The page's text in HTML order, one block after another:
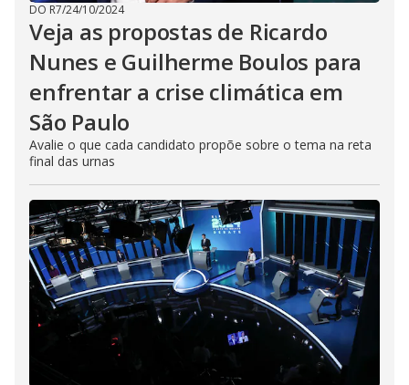
DO R7/24/10/2024
Veja as propostas de Ricardo
Nunes e Guilherme Boulos para
enfrentar a crise climática em
São Paulo
Avalie o que cada candidato propõe sobre o tema na reta
final das urnas